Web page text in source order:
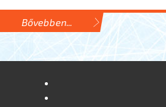
Bővebben...